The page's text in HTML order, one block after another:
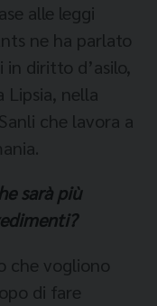
alle leggi
ne ha parlato
diritto d’asilo,
Lipsia, nella
che lavora a
sarà più
che vogliono
di fare